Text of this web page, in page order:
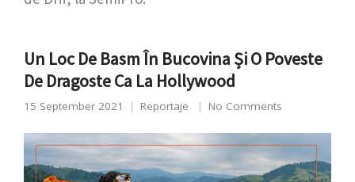
Un Loc De Basm În Bucovina Și O Poveste
De Dragoste Ca La Hollywood
15 September 2021 Reportaje No Comments